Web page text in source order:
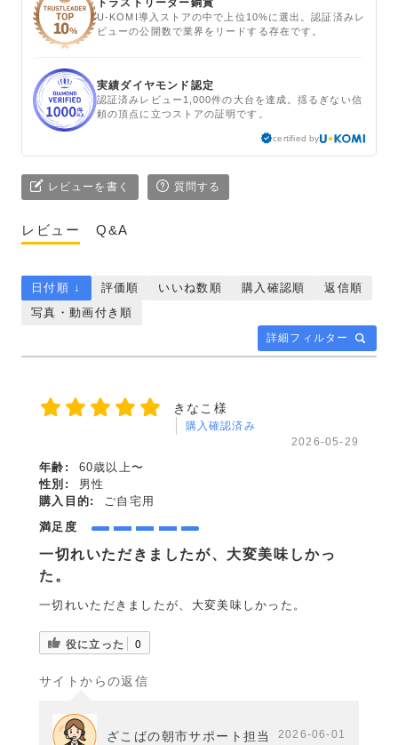
トラストリーダー銅賞
U-KOMI導入ストアの中で上位10%に選出。認証済みレ
ビューの公開数で業界をリードする存在です。
実績ダイヤモンド認定
認証済みレビュー1,000件の大台を達成。揺るぎない信
頼の頂点に立つストアの証明です。
certified by
レビューを書く 質問する
レビュー Q&A
詳細フィルター
日付順 ↓ 評価順 いいね数順 購入確認順
返信順
写真・動画付き順
きなこ様
購入確認済み
2026-05-29
年齢:
60歳以上〜
性別:
男性
購入目的:
ご自宅用
満足度
一切れいただきましたが、大変美味しかっ
た。
一切れいただきましたが、大変美味しかった。
役に立った 0
サイトからの返信
ざこばの朝市サポート担当 2026-06-01